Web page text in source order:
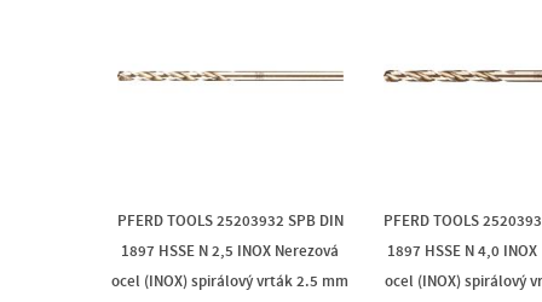
PFERD TOOLS 25203932 SPB DIN
1897 HSSE N 2,5 INOX Nerezová
ocel (INOX) spirálový vrták 2.5 mm
PFERD TOOLS
1897 HSSE N 4,0
ocel (INOX) spirálový